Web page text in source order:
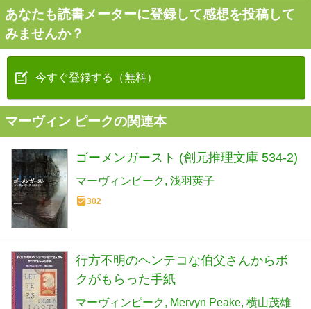
あなたも読書メーターに登録して感想を投稿して
みませんか？
今すぐ登録する（無料）
マーヴィン ピークの関連本
ゴーメンガースト (創元推理文庫 534-2)
マーヴィンピーク 浅羽莢子
302
行方不明のヘンテコな伯父さんからボ
クがもらった手紙
マーヴィンピーク Mervyn Peake 横山茂雄